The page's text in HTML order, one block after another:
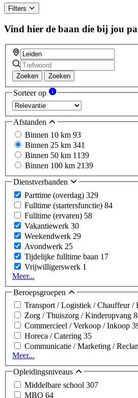
Filters
Vind hier de baan die bij jou
Zoeken Zoeken
Sorteer op
Afstanden
Binnen 10 km 93
Binnen 25 km 341
Binnen 50 km 1139
Binnen 100 km 2139
Dienstverbanden
Parttime (overdag) 329
Fulltime (startersfunctie) 84
Fulltime (ervaren) 58
Vakantiewerk 30
Weekendwerk 29
Avondwerk 25
Tijdelijke fulltime baan 17
Vrijwilligerswerk 1
Meer...
Beroepsgroepen
Transport / Logistiek / Chauffeur /
Zorg / Thuiszorg / Kinderopvang
Commercieel / Verkoop / Inkoop
Horeca / Catering 35
Communicatie / Marketing /
Meer...
Opleidingsniveaus
Middelbare school 307
MBO 64